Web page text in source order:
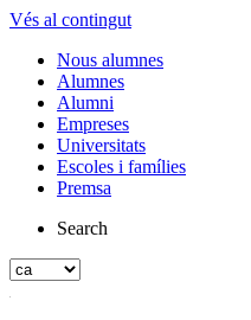
Vés al contingut
Nous alumnes
Alumnes
Alumni
Empreses
Universitats
Escoles i famílies
Premsa
Search